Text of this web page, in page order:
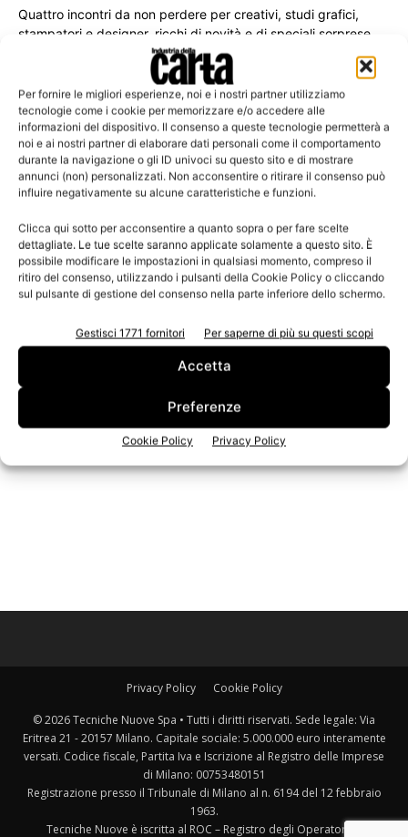
Per fornire le migliori esperienze, noi e i nostri partner utilizziamo
tecnologie come i cookie per memorizzare e/o accedere alle
informazioni del dispositivo. Il consenso a queste tecnologie permetterà a
noi e ai nostri partner di elaborare dati personali come il comportamento
durante la navigazione o gli ID univoci su questo sito e di mostrare
annunci (non) personalizzati. Non acconsentire o ritirare il consenso può
influire negativamente su alcune caratteristiche e funzioni.
Clicca qui sotto per acconsentire a quanto sopra o per fare scelte
dettagliate. Le tue scelte saranno applicate solamente a questo sito. È
possibile modificare le impostazioni in qualsiasi momento, compreso il
ritiro del consenso, utilizzando i pulsanti della Cookie Policy o cliccando
sul pulsante di gestione del consenso nella parte inferiore dello schermo.
Gestisci 1771 fornitori Per saperne di più su questi scopi
Accetta
Preferenze
Cookie Policy Privacy Policy
Quattro incontri da non perdere per creativi, studi grafici,
stampatori e designer, ricchi di novità e di speciali sorprese.
Leggi la rivista
n.3 - Giugno 2026 n.2 - Aprile 2026 n.1 - Marzo 2026
Edicola Web
Privacy Policy Cookie Policy
© 2026 Tecniche Nuove Spa • Tutti i diritti riservati. Sede legale: Via
Eritrea 21 - 20157 Milano. Capitale sociale: 5.000.000 euro interamente
versati. Codice fiscale, Partita Iva e Iscrizione al Registro delle Imprese
di Milano: 00753480151
Registrazione presso il Tribunale di Milano al n. 6194 del 12 febbraio
1963.
Tecniche Nuove è iscritta al ROC – Registro degli Operatori di